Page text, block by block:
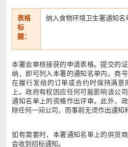
表格
标
题：
纳入食物环境卫生署通知名
本署会审核接获的申请表格。提交的
纳，即可列入本署的通知名单内。商
在履行发给的订单或合约时保持满
上。政府有权因应任何可能影响该公
通知名单上的资格作出评审。此外，
除任何一间公司，而事前无须作出通知
如有需要时，本署通知名单上的供货
会收到招标通知。